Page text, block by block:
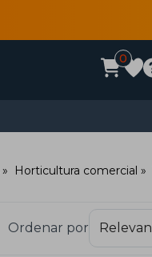
0
Horticultura comercial
Ordenar por